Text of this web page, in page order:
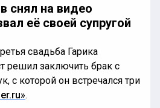
снял на видео
её своей супругой
свадьба Гарика
решил заключить брак с
с которой он встречался три
.